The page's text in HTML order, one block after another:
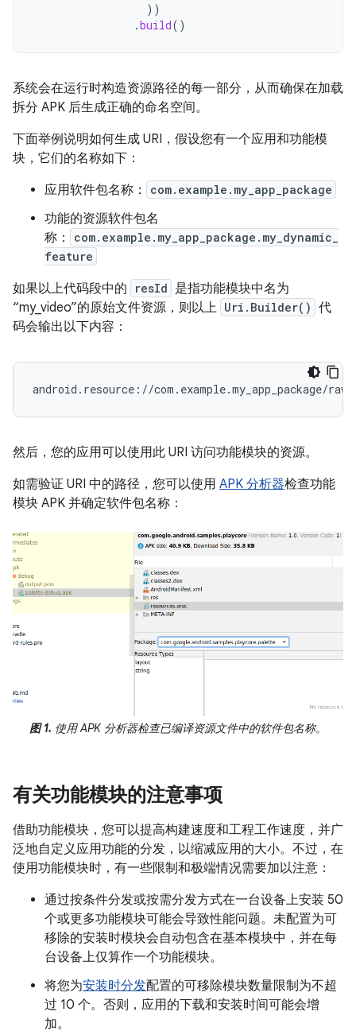
))
.build()
系统会在运行时构造资源路径的每一部分，从而确保在加载
拆分 APK 后生成正确的命名空间。
下面举例说明如何生成 URI，假设您有一个应用和功能模
块，它们的名称如下：
应用软件包名称：
com.example.my_app_package
功能的资源软件包名
称：
com.example.my_app_package.my_dynamic_
feature
如果以上代码段中的 resId 是指功能模块中名为
“my_video”的原始文件资源，则以上 Uri.Builder() 代
码会输出以下内容：
然后，您的应用可以使用此 URI 访问功能模块的资源。
如需验证 URI 中的路径，您可以使用 APK 分析器检查功能
模块 APK 并确定软件包名称：
图 1. 使用 APK 分析器检查已编译资源文件中的软件包名称。
有关功能模块的注意事项
借助功能模块，您可以提高构建速度和工程工作速度，并广
泛地自定义应用功能的分发，以缩减应用的大小。不过，在
使用功能模块时，有一些限制和极端情况需要加以注意：
通过按条件分发或按需分发方式在一台设备上安装 50
个或更多功能模块可能会导致性能问题。未配置为可
移除的安装时模块会自动包含在基本模块中，并在每
台设备上仅算作一个功能模块。
将您为安装时分发配置的可移除模块数量限制为不超
过 10 个。否则，应用的下载和安装时间可能会增
加。